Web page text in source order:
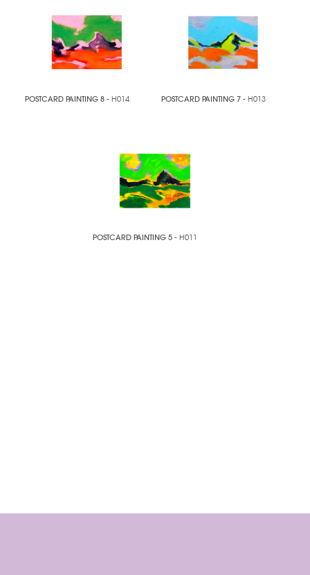
POSTCARD PAINTING 8 - H014 POSTCARD PAINTING 7 - H013
POSTCARD PAINTING 5 - H011